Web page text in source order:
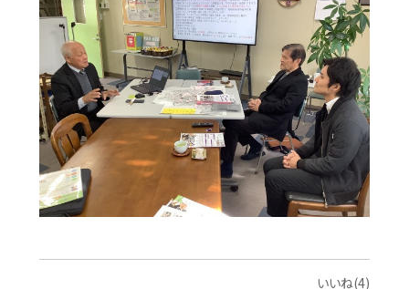
いいね(4)